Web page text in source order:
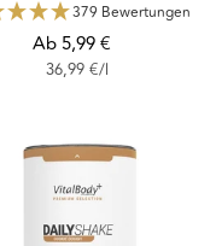
379 Bewertungen
Angebotspreis
Ab 5,99 €
36,99 €/l